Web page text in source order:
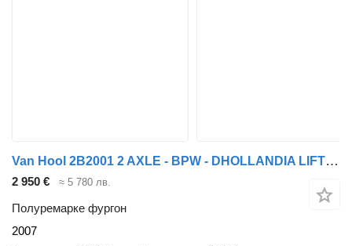
Van Hool 2B2001 2 AXLE - BPW - DHOLLANDIA LIFT 2000 KG
2 950 € ≈ 5 780 лв.
Полуремарке фургон
2007